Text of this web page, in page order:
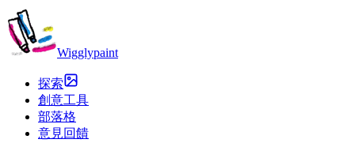
Wigglypaint
探索
創意工具
部落格
意見回饋